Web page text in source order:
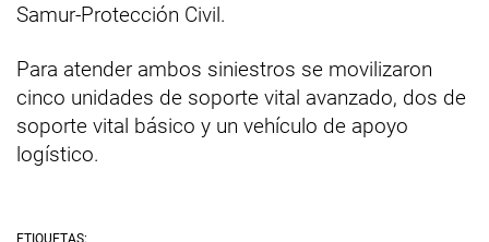
Samur-Protección Civil.
Para atender ambos siniestros se movilizaron
cinco unidades de soporte vital avanzado, dos de
soporte vital básico y un vehículo de apoyo
logístico.
ETIQUETAS: